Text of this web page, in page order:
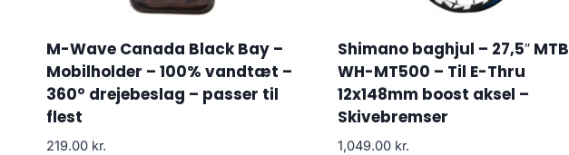
M-Wave Canada Black Bay –
Mobilholder – 100% vandtæt –
360° drejebeslag – passer til
flest
219.00 kr.
Shimano baghjul – 27,5″ MTB
WH-MT500 – Til E-Thru
12x148mm boost aksel –
Skivebremser
1,049.00 kr.